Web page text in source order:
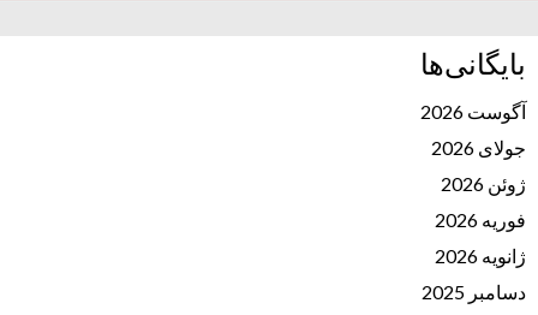
بایگانی‌ها
آگوست 2026
جولای 2026
ژوئن 2026
فوریه 2026
ژانویه 2026
دسامبر 2025